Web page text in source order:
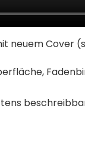
neuem Cover